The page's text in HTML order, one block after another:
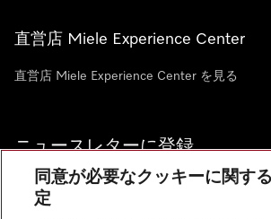
直営店 Miele Experience Center
直営店 Miele Experience Center を見る
ニュースレターに登録
同意が必要なクッキーに関す
定